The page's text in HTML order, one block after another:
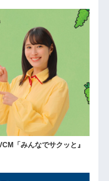
「みんなでサクッと』